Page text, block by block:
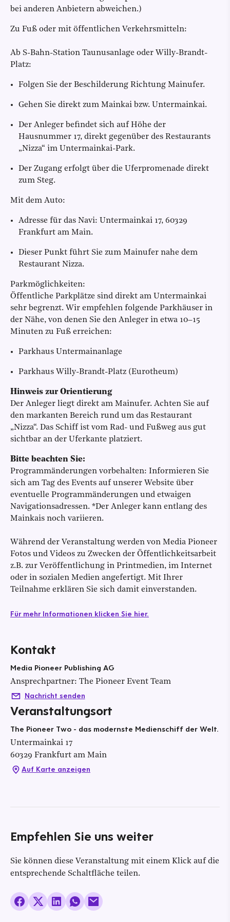
bei anderen Anbietern abweichen.)
Zu Fuß oder mit öffentlichen Verkehrsmitteln:
Ab S-Bahn-Station Taunusanlage oder Willy-Brandt-
Platz:
Folgen Sie der Beschilderung Richtung Mainufer.
Gehen Sie direkt zum Mainkai bzw. Untermainkai.
Der Anleger befindet sich auf Höhe der
Hausnummer 17, direkt gegenüber des Restaurants
„Nizza“ im Untermainkai-Park.
Der Zugang erfolgt über die Uferpromenade direkt
zum Steg.
Mit dem Auto:
Adresse für das Navi: Untermainkai 17, 60329
Frankfurt am Main.
Dieser Punkt führt Sie zum Mainufer nahe dem
Restaurant Nizza.
Parkmöglichkeiten:
Öffentliche Parkplätze sind direkt am Untermainkai
sehr begrenzt. Wir empfehlen folgende Parkhäuser in
der Nähe, von denen Sie den Anleger in etwa 10–15
Minuten zu Fuß erreichen:
Parkhaus Untermainanlage
Parkhaus Willy-Brandt-Platz (Eurotheum)
Hinweis zur Orientierung
Der Anleger liegt direkt am Mainufer. Achten Sie auf
den markanten Bereich rund um das Restaurant
„Nizza“. Das Schiff ist vom Rad- und Fußweg aus gut
sichtbar an der Uferkante platziert.
Bitte beachten Sie:
Programmänderungen vorbehalten: Informieren Sie
sich am Tag des Events auf unserer Website über
eventuelle Programmänderungen und etwaigen
Navigationsadressen. *Der Anleger kann entlang des
Mainkais noch variieren.
Während der Veranstaltung werden von Media Pioneer
Fotos und Videos zu Zwecken der Öffentlichkeitsarbeit
z.B. zur Veröffentlichung in Printmedien, im Internet
oder in sozialen Medien angefertigt. Mit Ihrer
Teilnahme erklären Sie sich damit einverstanden.
Für mehr Informationen klicken Sie hier.
Kontakt
Media Pioneer Publishing AG
Ansprechpartner: The Pioneer Event Team
Nachricht senden
Veranstaltungsort
The Pioneer Two - das modernste Medienschiff der Welt.
Untermainkai 17
60329 Frankfurt am Main
Auf Karte anzeigen
Empfehlen Sie uns weiter
Sie können diese Veranstaltung mit einem Klick auf die
entsprechende Schaltfläche teilen.